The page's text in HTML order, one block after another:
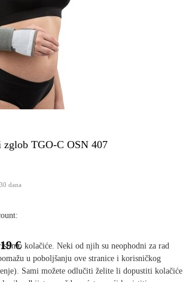
zglob TGO-C OSN 407
dana
€ kolačiće. Neki od njih su neophodni za rad
u poboljšanju ove stranice i korisničkog
Sami možete odlučiti želite li dopustiti kolačiće